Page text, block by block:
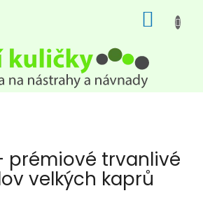
KOŠÍK
prémiové trvanlivé
velkých kaprů